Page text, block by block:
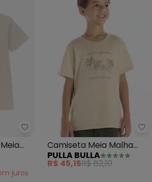
Trick Nick - Camiseta Infantil
juros
Camiseta Meia Malha
(Bege)
PULLA BULLA
R$ 45,15R$ 82,10